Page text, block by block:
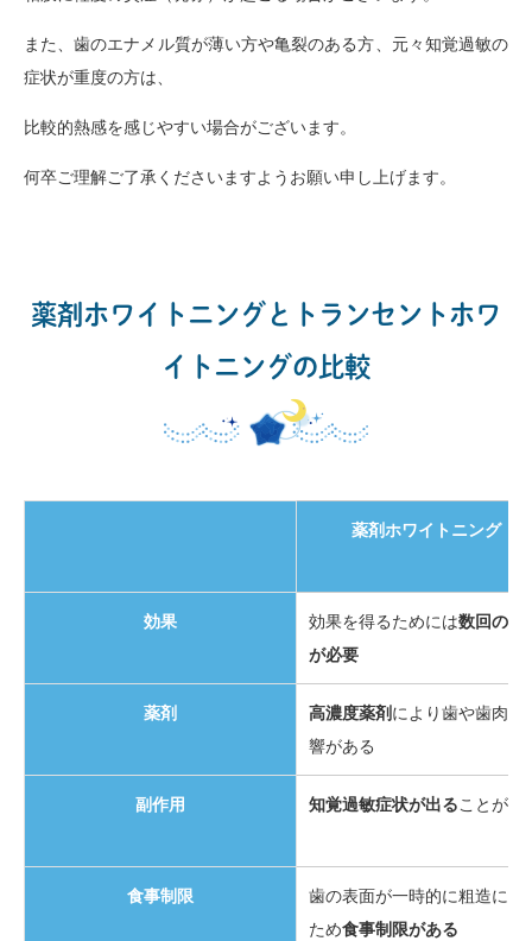
また、歯のエナメル質が薄い方や亀裂のある方、元々知覚過敏の
症状が重度の方は、
比較的熱感を感じやすい場合がございます。
何卒ご理解ご了承くださいますようお願い申し上げます。
薬剤ホワイトニングとトランセントホワ
イトニングの比較
薬剤ホワイトニング
効果 効果を得るためには数回の施
が必要
薬剤 高濃度薬剤により歯や歯肉に
響がある
副作用 知覚過敏症状が出ることがあ
食事制限
歯の表面が一時的に粗造にな
ため食事制限がある